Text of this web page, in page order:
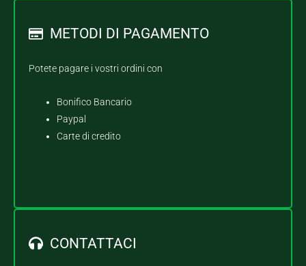
METODI DI PAGAMENTO
Potete pagare i vostri ordini con
Bonifico Bancario
Paypal
Carte di credito
CONTATTACI